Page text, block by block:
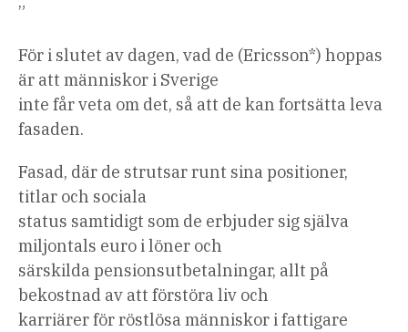
”
För i slutet av dagen, vad de (Ericsson*) hoppas
är att människor i Sverige
inte får veta om det, så att de kan fortsätta leva
fasaden.
Fasad, där de strutsar runt sina positioner,
titlar och sociala
status samtidigt som de erbjuder sig själva
miljontals euro i löner och
särskilda pensionsutbetalningar, allt på
bekostnad av att förstöra liv och
karriärer för röstlösa människor i fattigare